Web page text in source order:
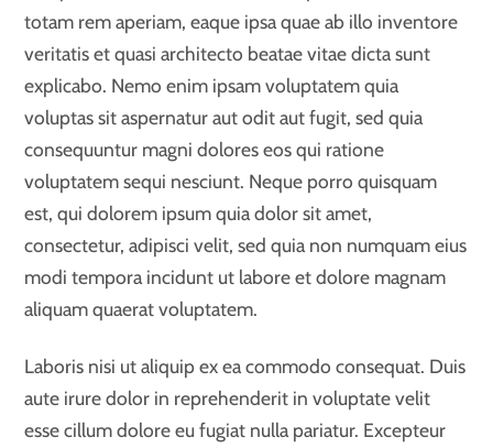
totam rem aperiam, eaque ipsa quae ab illo inventore
veritatis et quasi architecto beatae vitae dicta sunt
explicabo. Nemo enim ipsam voluptatem quia
voluptas sit aspernatur aut odit aut fugit, sed quia
consequuntur magni dolores eos qui ratione
voluptatem sequi nesciunt. Neque porro quisquam
est, qui dolorem ipsum quia dolor sit amet,
consectetur, adipisci velit, sed quia non numquam eius
modi tempora incidunt ut labore et dolore magnam
aliquam quaerat voluptatem.
Laboris nisi ut aliquip ex ea commodo consequat. Duis
aute irure dolor in reprehenderit in voluptate velit
esse cillum dolore eu fugiat nulla pariatur. Excepteur